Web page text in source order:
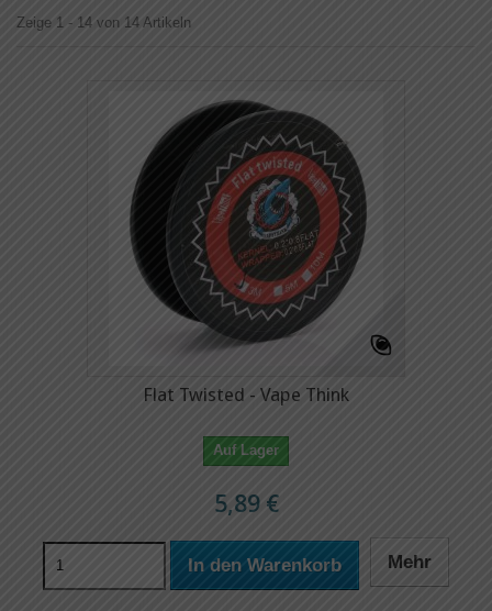
Zeige 1 - 14 von 14 Artikeln
Flat Twisted - Vape Think
Auf Lager
5,89 €
In den Warenkorb Mehr